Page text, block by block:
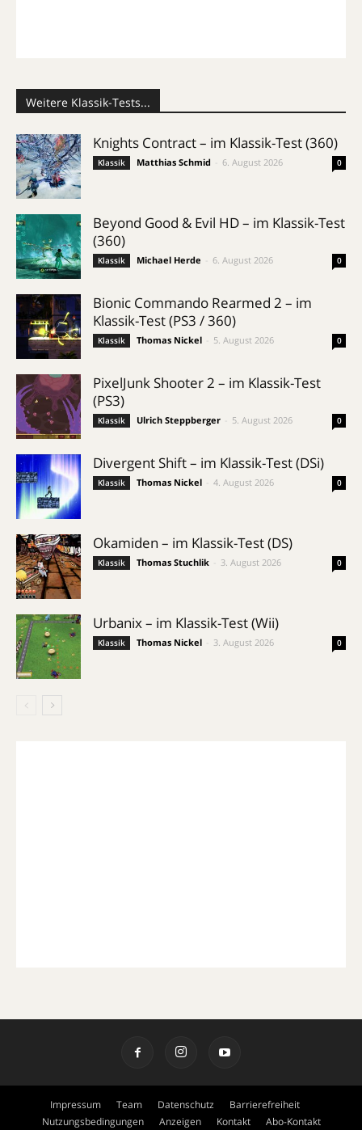
Weitere Klassik-Tests...
Knights Contract – im Klassik-Test (360)
Klassik Matthias Schmid 6. August 2026 0
Beyond Good & Evil HD – im Klassik-Test
(360)
Klassik Michael Herde 6. August 2026 0
Bionic Commando Rearmed 2 – im
Klassik-Test (PS3 / 360)
Klassik Thomas Nickel 5. August 2026 0
PixelJunk Shooter 2 – im Klassik-Test
(PS3)
Klassik Ulrich Steppberger 5. August 2026 0
Divergent Shift – im Klassik-Test (DSi)
Klassik Thomas Nickel 4. August 2026 0
Okamiden – im Klassik-Test (DS)
Klassik Thomas Stuchlik 3. August 2026 0
Urbanix – im Klassik-Test (Wii)
Klassik Thomas Nickel 3. August 2026 0
Impressum Team Datenschutz
Barrierefreiheit
Nutzungsbedingungen
Anzeigen Kontakt Abo-Kontakt